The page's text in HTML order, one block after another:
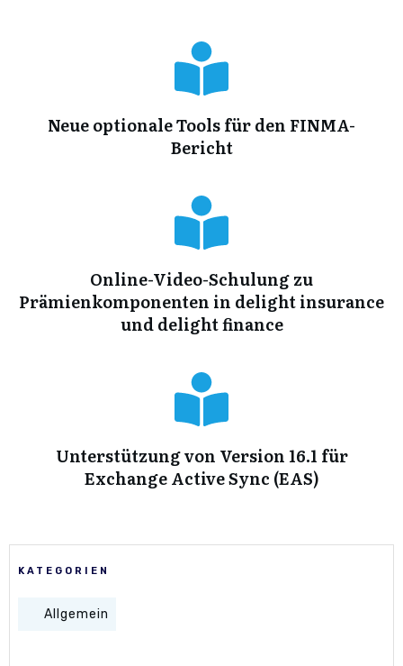
Neue optionale Tools für den FINMA-
Bericht
Online-Video-Schulung zu
Prämienkomponenten in delight insurance
und delight finance
Unterstützung von Version 16.1 für
Exchange Active Sync (EAS)
KATEGORIEN
Allgemein